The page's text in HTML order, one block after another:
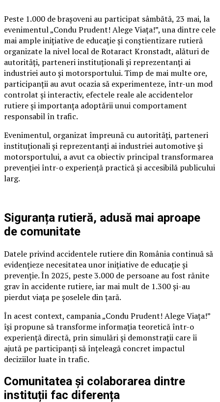
Peste 1.000 de brașoveni au participat sâmbătă, 23 mai, la
evenimentul „Condu Prudent! Alege Viața!”, una dintre cele
mai ample inițiative de educație și conștientizare rutieră
organizate la nivel local de Rotaract Kronstadt, alături de
autorități, parteneri instituționali și reprezentanți ai
industriei auto și motorsportului. Timp de mai multe ore,
participanții au avut ocazia să experimenteze, într-un mod
controlat și interactiv, efectele reale ale accidentelor
rutiere și importanța adoptării unui comportament
responsabil în trafic.
Evenimentul, organizat împreună cu autorități, parteneri
instituționali și reprezentanți ai industriei automotive și
motorsportului, a avut ca obiectiv principal transformarea
prevenției într-o experiență practică și accesibilă publicului
larg.
Siguranța rutieră, adusă mai aproape
de comunitate
Datele privind accidentele rutiere din România continuă să
evidențieze necesitatea unor inițiative de educație și
prevenție. În 2025, peste 3.000 de persoane au fost rănite
grav în accidente rutiere, iar mai mult de 1.300 și-au
pierdut viața pe șoselele din țară.
În acest context, campania „Condu Prudent! Alege Viața!”
își propune să transforme informația teoretică într-o
experiență directă, prin simulări și demonstrații care îi
ajută pe participanți să înțeleagă concret impactul
deciziilor luate în trafic.
Comunitatea și colaborarea dintre
instituții fac diferența